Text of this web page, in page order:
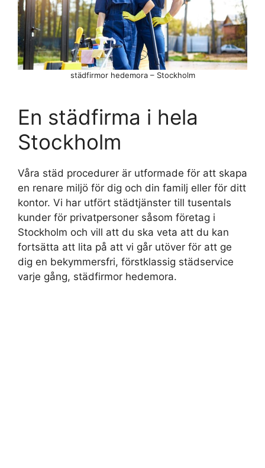
En städfirma i hela
Stockholm
Våra städ procedurer är utformade för att skapa
en renare miljö för dig och din familj eller för ditt
kontor. Vi har utfört städtjänster till tusentals
kunder för privatpersoner såsom företag i
Stockholm och vill att du ska veta att du kan
fortsätta att lita på att vi går utöver för att ge
dig en bekymmersfri, förstklassig städservice
varje gång, städfirmor hedemora.
städfirmor hedemora – Stockholm